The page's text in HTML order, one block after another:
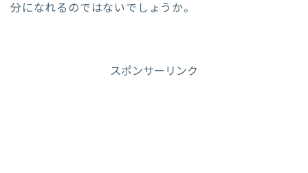
分になれるのではないでしょうか。
スポンサーリンク